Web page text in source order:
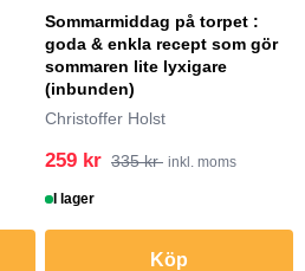
Sommarmiddag på torpet :
goda & enkla recept som gör
sommaren lite lyxigare
(inbunden)
Christoffer Holst
259 kr 335 kr inkl. moms
I lager
Köp